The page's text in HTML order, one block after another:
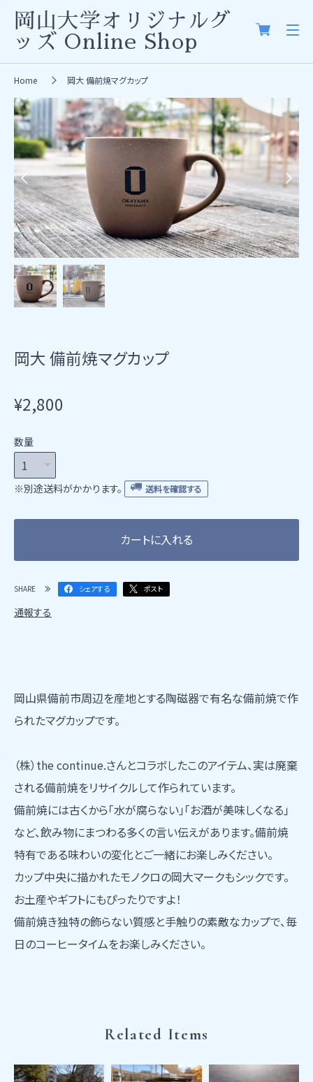
岡山大学オリジナルグ
ッズ Online Shop
Home 岡大 備前焼マグカップ
Previous Next
岡大 備前焼マグカップ
¥2,800
数量
※別途送料がかかります。 送料を確認する
カートに入れる
SHARE シェアする ポスト
通報する
岡山県備前市周辺を産地とする陶磁器で有名な備前焼で作
られたマグカップです。
（株）the continue.さんとコラボしたこのアイテム、実は廃棄
される備前焼をリサイクルして作られています。
備前焼には古くから「水が腐らない」「お酒が美味しくなる」
など、飲み物にまつわる多くの言い伝えがあります。備前焼
特有である味わいの変化とご一緒にお楽しみください。
カップ中央に描かれたモノクロの岡大マークもシックです。
お土産やギフトにもぴったりですよ！
備前焼き独特の飾らない質感と手触りの素敵なカップで、毎
日のコーヒータイムをお楽しみください。
Related Items